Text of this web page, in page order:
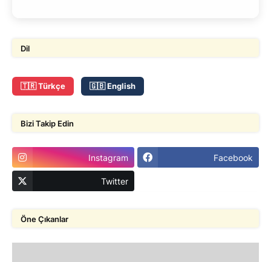
Dil
🇹🇷 Türkçe 🇬🇧 English
Bizi Takip Edin
Instagram Facebook
Twitter
Öne Çıkanlar